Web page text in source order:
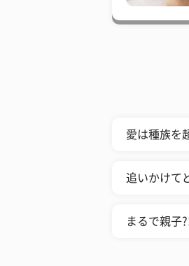
愛は種族を
追いかけて
まるで親子